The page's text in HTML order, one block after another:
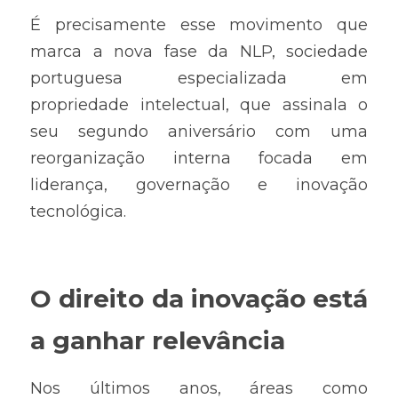
É precisamente esse movimento que
marca a nova fase da NLP, sociedade
portuguesa especializada em
propriedade intelectual, que assinala o
seu segundo aniversário com uma
reorganização interna focada em
liderança, governação e inovação
tecnológica.
O direito da inovação está
a ganhar relevância
Nos últimos anos, áreas como